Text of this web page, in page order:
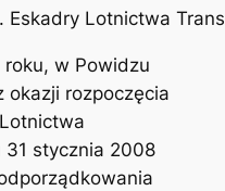
Eskadry Lotnictwa
w Powidzu
okazji rozpoczęcia
stycznia 2008